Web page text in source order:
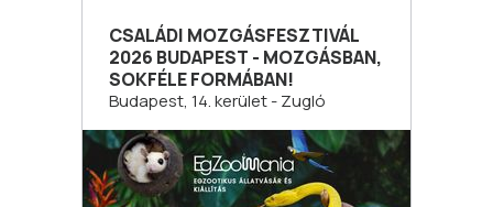
CSALÁDI MOZGÁSFESZTIVÁL
2026 BUDAPEST - MOZGÁSBAN,
SOKFÉLE FORMÁBAN!
Budapest, 14. kerület - Zugló